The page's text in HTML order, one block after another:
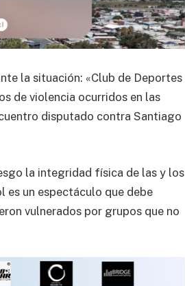
la situación: «Club de Deportes
de violencia ocurridos en las
disputado contra Santiago
la integridad física de las y los
un espectáculo que debe
vulnerados por grupos que no